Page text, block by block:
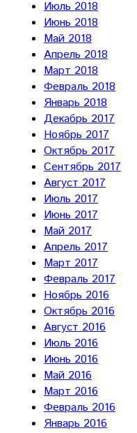
Июль 2018
Июнь 2018
Май 2018
Апрель 2018
Март 2018
Февраль 2018
Январь 2018
Декабрь 2017
Ноябрь 2017
Октябрь 2017
Сентябрь 2017
Август 2017
Июль 2017
Июнь 2017
Май 2017
Апрель 2017
Март 2017
Февраль 2017
Ноябрь 2016
Октябрь 2016
Август 2016
Июль 2016
Июнь 2016
Май 2016
Март 2016
Февраль 2016
Январь 2016